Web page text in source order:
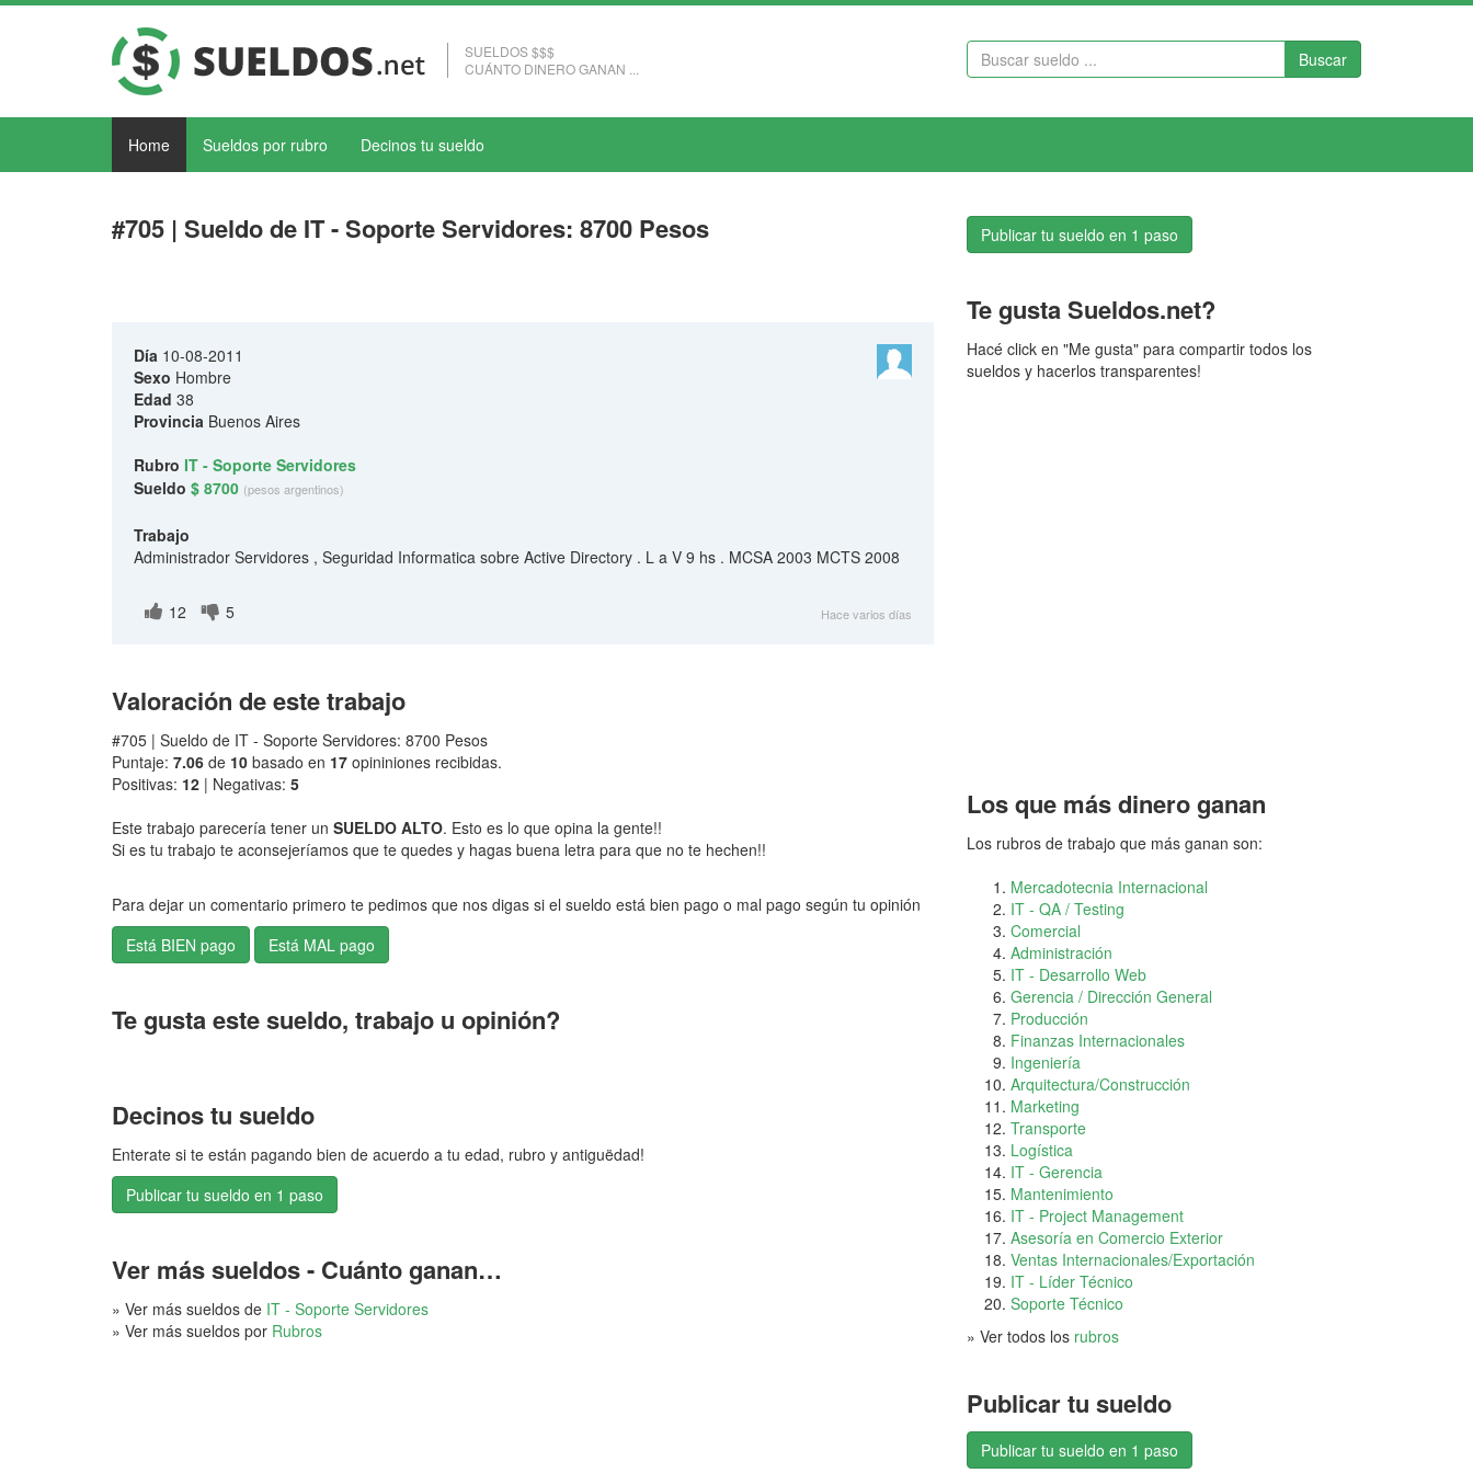
SUELDOS $$$
CUÁNTO DINERO GANAN ...
Buscar
Home Sueldos por rubro Decinos tu sueldo
#705 | Sueldo de IT - Soporte Servidores: 8700 Pesos
Día 10-08-2011
Sexo Hombre
Edad 38
Provincia Buenos Aires
Rubro IT - Soporte Servidores
Sueldo $ 8700 (pesos argentinos)
Trabajo
Administrador Servidores , Seguridad Informatica sobre Active Directory . L a V 9 hs . MCSA 2003 MCTS 2008
12 5 Hace varios días
Valoración de este trabajo
#705 | Sueldo de IT - Soporte Servidores: 8700 Pesos
Puntaje: 7.06 de 10 basado en 17 opininiones recibidas.
Positivas: 12 | Negativas: 5
Este trabajo parecería tener un SUELDO ALTO. Esto es lo que opina la gente!!
Si es tu trabajo te aconsejeríamos que te quedes y hagas buena letra para que no te hechen!!
Para dejar un comentario primero te pedimos que nos digas si el sueldo está bien pago o mal pago según tu opinión
Te gusta este sueldo, trabajo u opinión?
Decinos tu sueldo
Enterate si te están pagando bien de acuerdo a tu edad, rubro y antiguëdad!
Publicar tu sueldo en 1 paso
Ver más sueldos - Cuánto ganan…
» Ver más sueldos de IT - Soporte Servidores
» Ver más sueldos por Rubros
Publicar tu sueldo en 1 paso
Te gusta Sueldos.net?
Hacé click en "Me gusta" para compartir todos los
sueldos y hacerlos transparentes!
Los que más dinero ganan
Los rubros de trabajo que más ganan son:
Mercadotecnia Internacional
IT - QA / Testing
Comercial
Administración
IT - Desarrollo Web
Gerencia / Dirección General
Producción
Finanzas Internacionales
Ingeniería
Arquitectura/Construcción
Marketing
Transporte
Logística
IT - Gerencia
Mantenimiento
IT - Project Management
Asesoría en Comercio Exterior
Ventas Internacionales/Exportación
IT - Líder Técnico
Soporte Técnico
» Ver todos los rubros
Publicar tu sueldo
Publicar tu sueldo en 1 paso